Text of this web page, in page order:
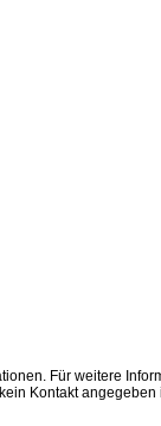
Für weitere
Kontakt angegeben